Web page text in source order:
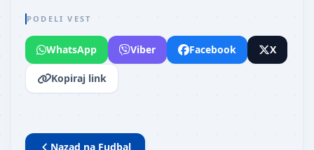
PODELI VEST
WhatsApp Viber Facebook X
Kopiraj link
Nazad na Fudbal